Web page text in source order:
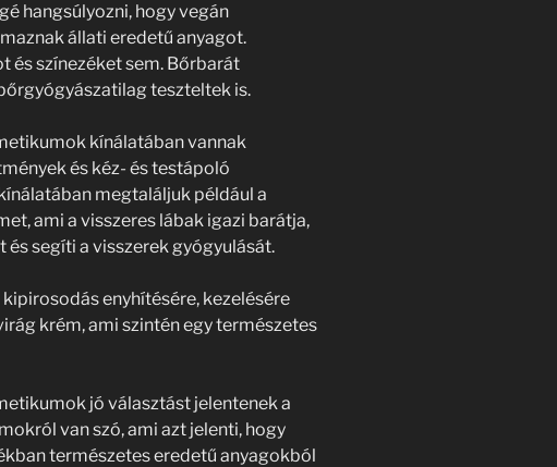
hangsúlyozni, hogy vegán
állati eredetű anyagot.
és színezéket sem. Bőrbarát
teszteltek is.
kínálatában vannak
és kéz- és testápoló
megtaláljuk például a
ami a visszeres lábak igazi barátja,
és segíti a visszerek gyógyulását.
enyhítésére, kezelésére
krém, ami szintén egy természetes
jó választást jelentenek a
van szó, ami azt jelenti, hogy
természetes eredetű anyagokból